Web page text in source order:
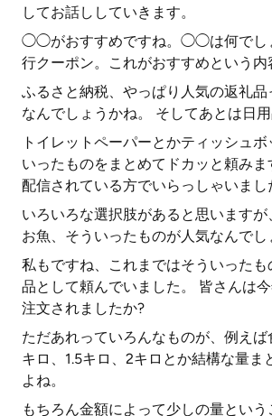
してお話ししていきます。
◯◯がおすすめですね。◯◯は何でし
行クーポン。これがおすすめという内
ふるさと納税、やっぱり人気の返礼
なんでしょうかね。 そしてあとは日用
トイレットペーパーとかティッシュ
いったものをまとめてドカッと頼み
配信されている方でいらっしゃいまし
いろいろな選択肢があると思いますが
お魚、そういったものが人気なんでし
私もですね、これまではそういった
品として頼んでいました。 皆さんは
注文されましたか?
ただあれっていろんなものが、例えば
キロ、1.5キロ、2キロとか結構な量ま
よね。
もちろん金額によって少しの量とい